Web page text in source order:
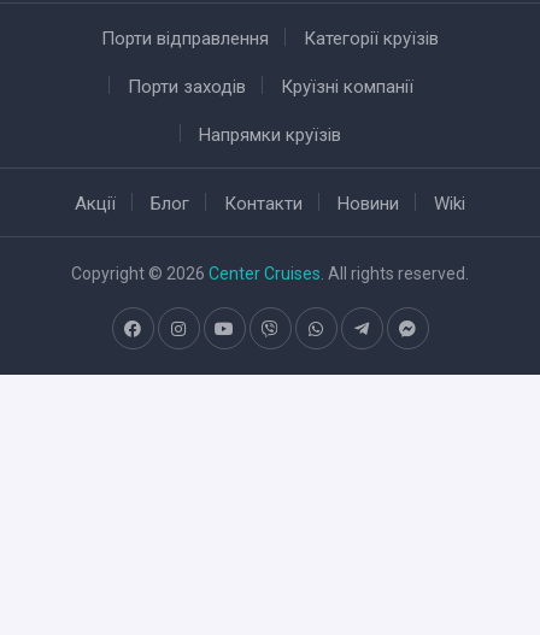
Порти відправлення Категорії круїзів
Порти заходів Круїзні компанії
Напрямки круїзів
Акції Блог Контакти Новини Wiki
Copyright © 2026 Center Cruises . All rights reserved.